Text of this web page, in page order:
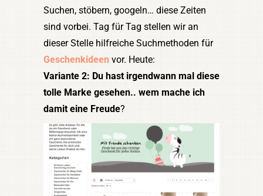
Suchen, stöbern, googeln… diese Zeiten
sind vorbei. Tag für Tag stellen wir an
dieser Stelle hilfreiche Suchmethoden für
Geschenkideen vor. Heute:
Variante 2: Du hast irgendwann mal diese
tolle Marke gesehen.. wem mache ich
damit eine Freude?